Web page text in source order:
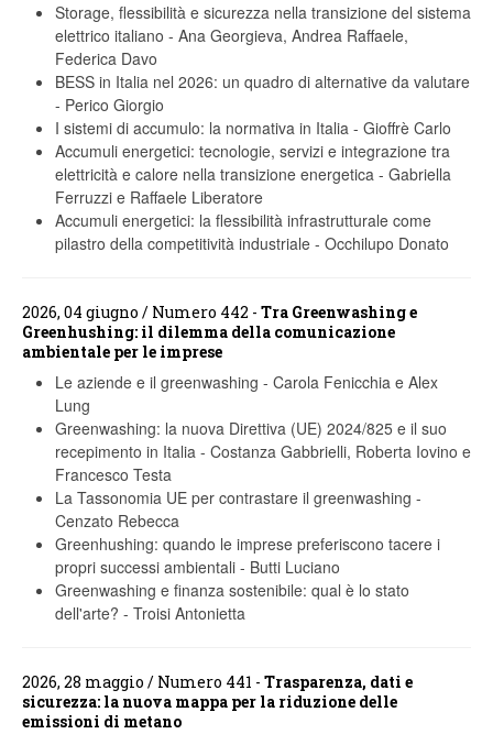
Storage, flessibilità e sicurezza nella transizione del sistema
elettrico italiano - Ana Georgieva, Andrea Raffaele,
Federica Davo
BESS in Italia nel 2026: un quadro di alternative da valutare
- Perico Giorgio
I sistemi di accumulo: la normativa in Italia - Gioffrè Carlo
Accumuli energetici: tecnologie, servizi e integrazione tra
elettricità e calore nella transizione energetica - Gabriella
Ferruzzi e Raffaele Liberatore
Accumuli energetici: la flessibilità infrastrutturale come
pilastro della competitività industriale - Occhilupo Donato
2026, 04 giugno / Numero 442 - Tra Greenwashing e
Greenhushing: il dilemma della comunicazione
ambientale per le imprese
Le aziende e il greenwashing - Carola Fenicchia e Alex
Lung
Greenwashing: la nuova Direttiva (UE) 2024/825 e il suo
recepimento in Italia - Costanza Gabbrielli, Roberta Iovino e
Francesco Testa
La Tassonomia UE per contrastare il greenwashing -
Cenzato Rebecca
Greenhushing: quando le imprese preferiscono tacere i
propri successi ambientali - Butti Luciano
Greenwashing e finanza sostenibile: qual è lo stato
dell'arte? - Troisi Antonietta
2026, 28 maggio / Numero 441 - Trasparenza, dati e
sicurezza: la nuova mappa per la riduzione delle
emissioni di metano